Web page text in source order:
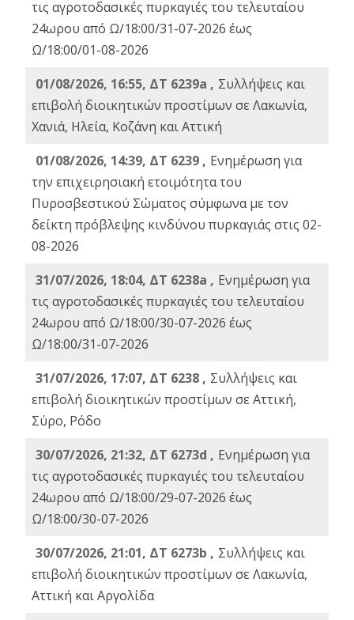
τις αγροτοδασικές πυρκαγιές του τελευταίου
24ωρου από Ω/18:00/31-07-2026 έως
Ω/18:00/01-08-2026
01/08/2026, 16:55, ΔΤ 6239a , Συλλήψεις και
επιβολή διοικητικών προστίμων σε Λακωνία,
Χανιά, Ηλεία, Κοζάνη και Αττική
01/08/2026, 14:39, ΔΤ 6239 , Ενημέρωση για
την επιχειρησιακή ετοιμότητα του
Πυροσβεστικού Σώματος σύμφωνα με τον
δείκτη πρόβλεψης κινδύνου πυρκαγιάς στις 02-
08-2026
31/07/2026, 18:04, ΔΤ 6238a , Ενημέρωση για
τις αγροτοδασικές πυρκαγιές του τελευταίου
24ωρου από Ω/18:00/30-07-2026 έως
Ω/18:00/31-07-2026
31/07/2026, 17:07, ΔΤ 6238 , Συλλήψεις και
επιβολή διοικητικών προστίμων σε Αττική,
Σύρο, Ρόδο
30/07/2026, 21:32, ΔΤ 6273d , Ενημέρωση για
τις αγροτοδασικές πυρκαγιές του τελευταίου
24ωρου από Ω/18:00/29-07-2026 έως
Ω/18:00/30-07-2026
30/07/2026, 21:01, ΔΤ 6273b , Συλλήψεις και
επιβολή διοικητικών προστίμων σε Λακωνία,
Αττική και Αργολίδα